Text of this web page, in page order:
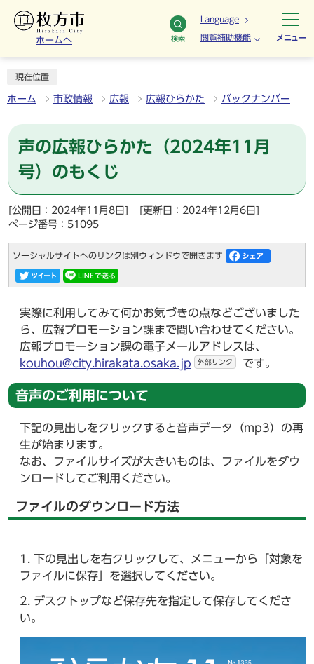
ホームへ 検索
Language
閲覧補助機能 メニュー
現在位置
ホーム 市政情報 広報 広報ひらかた バックナンバー
声の広報ひらかた（2024年11月
号）のもくじ
[公開日：2024年11月8日]
[更新日：2024年12月6日]
ページ番号：51095
ソーシャルサイトへのリンクは別ウィンドウで開きます
実際に利用してみて何かお気づきの点などございました
ら、広報プロモーション課まで問い合わせてください。
広報プロモーション課の電子メールアドレスは、
kouhou@city.hirakata.osaka.jp
外部リンク です。
音声のご利用について
下記の見出しをクリックすると音声データ（mp3）の再
生が始まります。
なお、ファイルサイズが大きいものは、ファイルをダウ
ンロードしてご利用ください。
ファイルのダウンロード方法
下の見出しを右クリックして、メニューから「対象を
ファイルに保存」を選択してください。
デスクトップなど保存先を指定して保存してくださ
い。